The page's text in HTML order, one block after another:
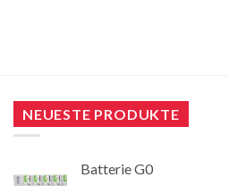
NEUESTE PRODUKTE
Batterie G0